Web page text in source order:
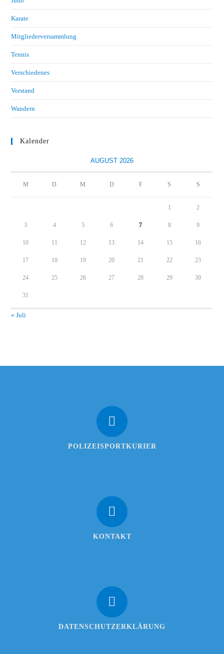
Karate
Mitgliederversammlung
Tennis
Verschiedenes
Vorstand
Wandern
Kalender
AUGUST 2026
M D M D F S S
1 2
3 4 5 6 7 8 9
10 11 12 13 14 15 16
17 18 19 20 21 22 23
24 25 26 27 28 29 30
31
« Juli
POLIZEISPORTKURIER
KONTAKT
DATENSCHUTZERKLÄRUNG